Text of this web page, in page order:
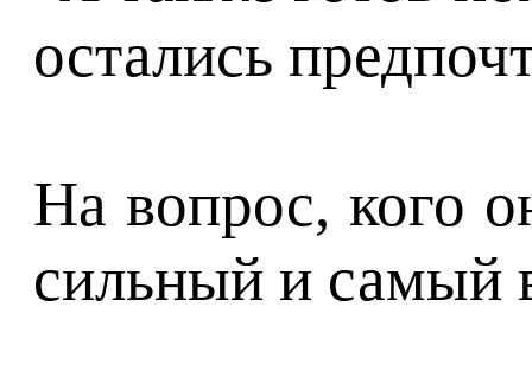
остались
На вопрос, кого
сильный и самый